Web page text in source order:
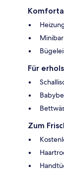
Minibar
Für
Zum